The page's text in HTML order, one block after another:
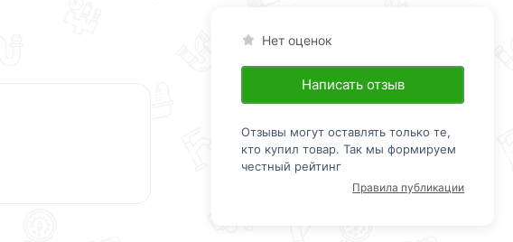
Нет оценок
Написать отзыв
Отзывы могут оставлять только те,
кто купил товар. Так мы формируем
честный рейтинг
Правила публикации